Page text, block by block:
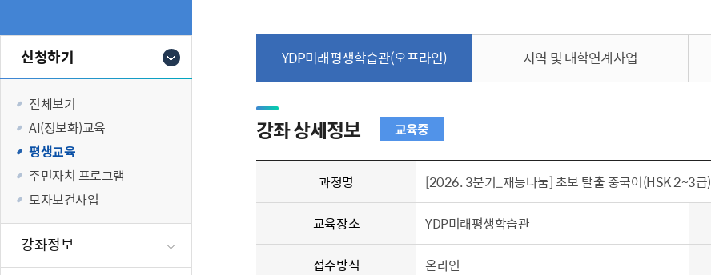
신청하기
전체보기
AI(정보화)교육
평생교육
주민자치 프로그램
모자보건사업
강좌정보
YDP미래평생학습관(오프라인) 지역 및 대학연계사업
강좌 상세정보 교육중
과정명 [2026. 3분기_재능나눔] 초보 탈출 중국어(HSK 2~3급)
교육장소 YDP미래평생학습관
접수방식 온라인